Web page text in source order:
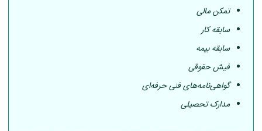
تمکن مالی
سابقه کار
سابقه بیمه
فیش حقوقی
گواهی‌نامه‌های فنی حرفه‌ای
مدارک تحصیلی